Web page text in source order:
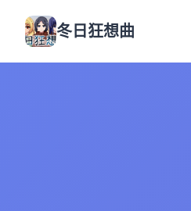
冬日狂想曲